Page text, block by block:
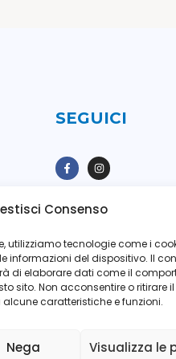
Consenso
utilizziamo tecnologie come i
informazioni del dispositivo. Il
di elaborare dati come il
sito. Non acconsentire o ritirare
caratteristiche e funzioni.
Nega Visualizza le
alle
SEGUICI